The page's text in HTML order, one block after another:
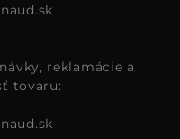
reklamácie a
tovaru: